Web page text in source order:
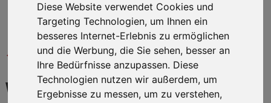
Diese Website verwendet Cookies und
Targeting Technologien, um Ihnen ein
besseres Internet-Erlebnis zu ermöglichen
und die Werbung, die Sie sehen, besser an
Ihre Bedürfnisse anzupassen. Diese
Technologien nutzen wir außerdem, um
Ergebnisse zu messen, um zu verstehen,
← Zurück zum Hersteller
WIR REPARIEREN IHR